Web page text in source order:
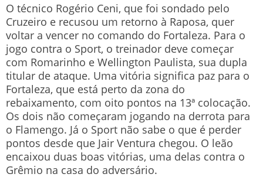
O técnico Rogério Ceni, que foi sondado pelo
Cruzeiro e recusou um retorno à Raposa, quer
voltar a vencer no comando do Fortaleza. Para o
jogo contra o Sport, o treinador deve começar
com Romarinho e Wellington Paulista, sua dupla
titular de ataque. Uma vitória significa paz para o
Fortaleza, que está perto da zona do
rebaixamento, com oito pontos na 13ª colocação.
Os dois não começaram jogando na derrota para
o Flamengo. Já o Sport não sabe o que é perder
pontos desde que Jair Ventura chegou. O leão
encaixou duas boas vitórias, uma delas contra o
Grêmio na casa do adversário.